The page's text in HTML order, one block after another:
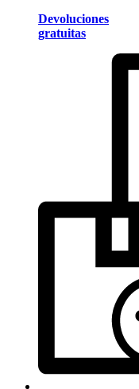
Devoluciones
gratuitas